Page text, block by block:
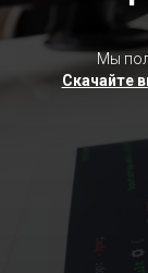
Мы
Скачайте